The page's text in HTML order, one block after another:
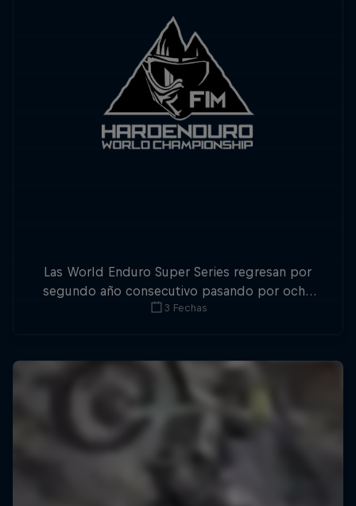
Las World Enduro Super Series regresan por
segundo año consecutivo pasando por ocho
países de Europa. No pierdas detalle.
3 Fechas